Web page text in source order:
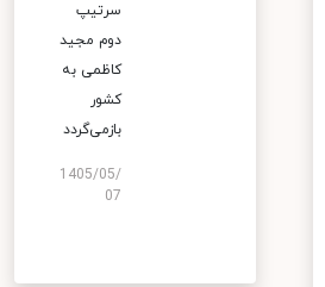
سرتیپ
دوم مجید
کاظمی به
کشور
بازمی‌گردد
1405/05/
07